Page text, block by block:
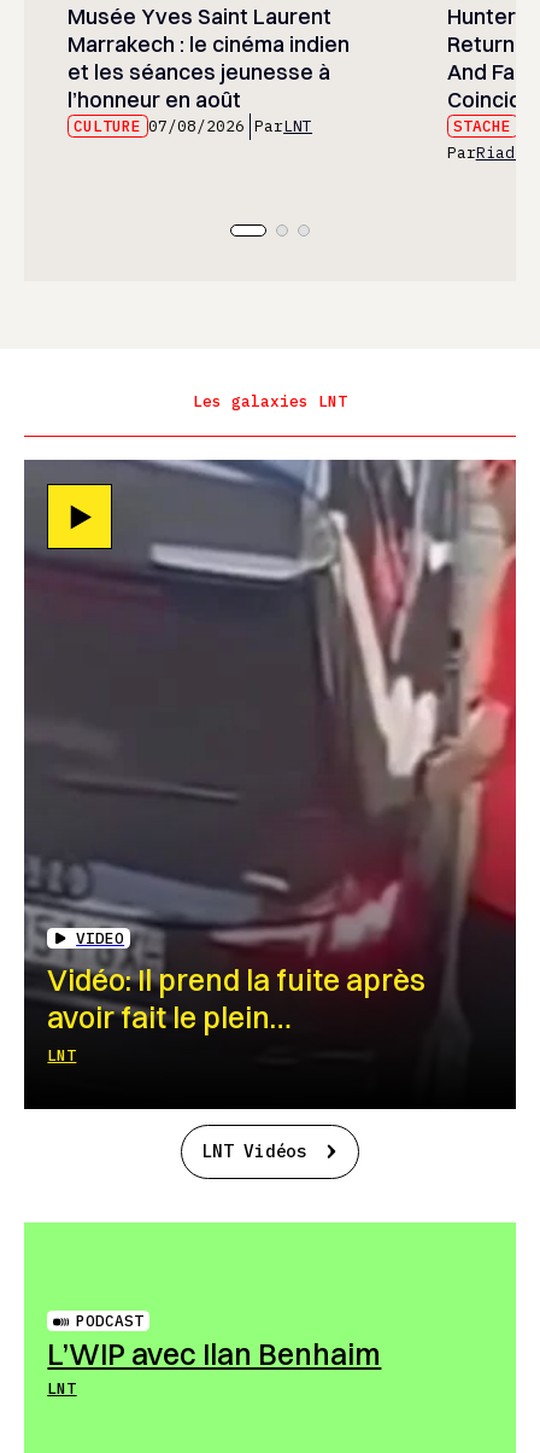
Musée Yves Saint Laurent
Marrakech : le cinéma indien
et les séances jeunesse à
l’honneur en août
CULTURE 07/08/2026 ParLNT
Hunter
And
STACHE
ParRiad
Les galaxies LNT
VIDEO
Vidéo: Il prend la fuite après
avoir fait le plein…
LNT
LNT Vidéos
PODCAST
L’WIP avec Ilan Benhaim
LNT